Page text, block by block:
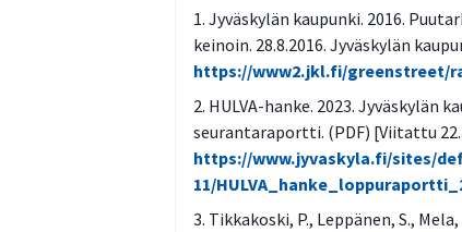
Jyväskylän kaupunki. 2016.
keinoin. 28.8.2016. Jyväskylän
https://www2.jkl.fi/greenstreet/
HULVA-hanke. 2023. Jyväskylän
seurantaraportti. (PDF) [Viitattu
https://www.jyvaskyla.fi/sites/
11/
Tikkakoski, P., Leppänen, S.,